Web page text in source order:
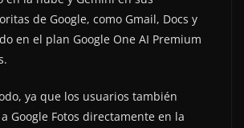
de Google, como Gmail, Docs y
en el plan Google One AI Premium
ya que los usuarios también
Google Fotos directamente en la